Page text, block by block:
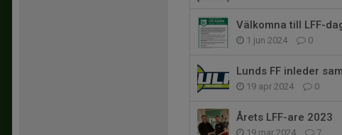
Välkomna till LFF-
1 jun 2024 0
Lunds FF inleder
19 apr 2024 0
Årets LFF-are 2023
19 mar 2024 7